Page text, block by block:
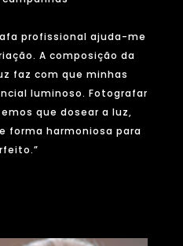
profissional ajuda-me
A composição da
faz com que minhas
luminoso. Fotografar
que dosear a luz,
forma harmoniosa para